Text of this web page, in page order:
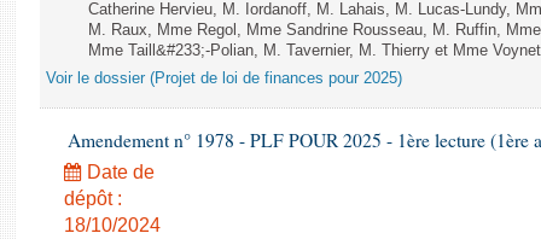
Catherine Hervieu, M. Iordanoff, M. Lahais, M. Lucas-Lundy,
M. Raux, Mme Regol, Mme Sandrine Rousseau, M. Ruffin,
Mme Taill&#233;-Polian, M. Tavernier, M. Thierry et Mme
Voir le dossier (Projet de loi de finances pour 2025)
Amendement n° 1978 - PLF POUR 2025 - 1ère lecture (1ère
Date de
dépôt :
18/10/2024